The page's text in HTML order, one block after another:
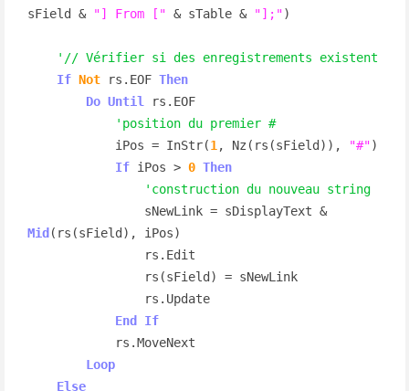
sField & "] From [" & sTable & "];")
'// Vérifier si des enregistrements existent
If Not rs.EOF Then
Do Until
rs.EOF
'position du premier #
            iPos = InStr(
1 , Nz(rs(sField)), "#")
If iPos > 0 Then
'construction du nouveau string
                sNewLink = sDisplayText &
Mid(rs(sField), iPos)
End If
Loop
Else